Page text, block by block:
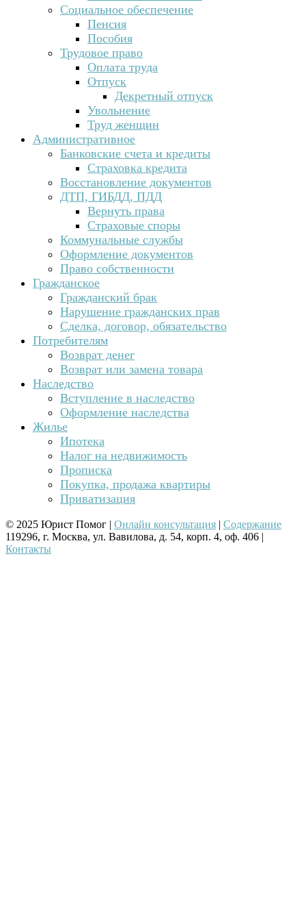
Социальное обеспечение
Пенсия
Пособия
Трудовое право
Оплата труда
Отпуск
Декретный отпуск
Увольнение
Труд женщин
Административное
Банковские счета и кредиты
Страховка кредита
Восстановление документов
ДТП, ГИБДД, ПДД
Вернуть права
Страховые споры
Коммунальные службы
Оформление документов
Право собственности
Гражданское
Гражданский брак
Нарушение гражданских прав
Сделка, договор, обязательство
Потребителям
Возврат денег
Возврат или замена товара
Наследство
Вступление в наследство
Оформление наследства
Жилье
Ипотека
Налог на недвижимость
Прописка
Покупка, продажа квартиры
Приватизация
© 2025 Юрист Помог | Онлайн консультация | Содержание
119296, г. Москва, ул. Вавилова, д. 54, корп. 4, оф. 406 |
Контакты